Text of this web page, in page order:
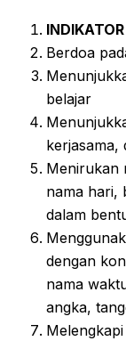
INDIKATOR
Berdoa
belajar
kerjasama,
Menirukan
nama hari,
dalam
dengan
nama
angka,